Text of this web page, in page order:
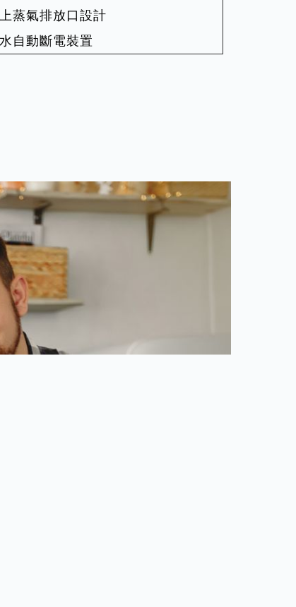
蒸氣排放口設計
自動斷電裝置